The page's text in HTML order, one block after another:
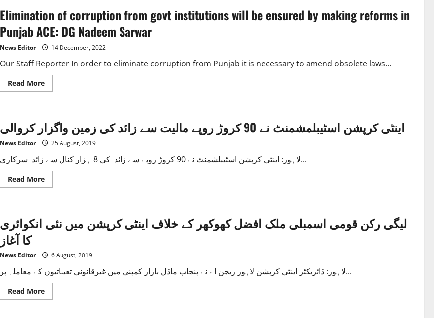
Elimination of corruption from govt institutions will be ensured by making reforms in
Punjab ACE: DG Nadeem Sarwar
News Editor 14 December, 2022
Our Staff Reporter In order to eliminate corruption from Punjab it is necessary to amend obsolete laws...
Read MoreRead
more
from
govt
institutions
will
ensured
making
reforms
in
Sarwar
اینٹی کرپشن اسٹیبلمشمنٹ نے 90 کروڑ روپے مالیت سے زائد کی زمین واگزار کروالی
News Editor 25 August, 2019
لاہور: اینٹی کرپشن اسٹیبلشمنٹ نے 90 کروڑ روپے سے زائد کی 8 ہزار کنال سے زائد سرکاری...
Read MoreRead
more
90
سے
زمین
واگزار
کروالی
لیگی رکن قومی اسمبلی ملک افضل کھوکھر کے خلاف اینٹی کرپشن میں نئی انکوائری
کا آغاز
News Editor 6 August, 2019
لاہور: ڈائریکٹر اینٹی کرپشن لاہور ریجن اے نے پنجاب ماڈل بازار کمپنی میں غیرقانونی تعیناتیوں کے معاملہ پر...
Read MoreRead
more